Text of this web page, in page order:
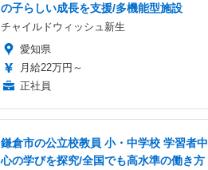
の子らしい成長を支援/多機能型施設
チャイルドウィッシュ新生
愛知県
月給22万円～
正社員
鎌倉市の公立校教員 小・中学校 学習者中
心の学びを探究/全国でも高水準の働き方